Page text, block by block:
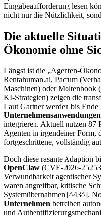
Eingabeaufforderung lesen
nicht nur die Nützlichkeit,
Die aktuelle
Ökonomie ohne
Längst ist die „Agenten-
Rentahuman.ai, Pactum
Maschinen) oder Moltenbook
KI-Strategien) zeigen die
Laut Gartner werden bis Ende
Unternehmensanwendungen
integrieren. Aktuell nutzen 87
Agenten in irgendeiner Form,
fortgeschrittene, vollständig
Doch diese rasante Adaption
OpenClaw (CVE-2026-
Verwundbarkeit agentischer
waren angreifbar, kritische
Systemübernahmen [^43^].
Unternehmen betreiben
und